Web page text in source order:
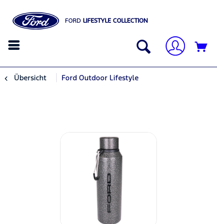
FORD LIFESTYLE COLLECTION
Übersicht Ford Outdoor Lifestyle